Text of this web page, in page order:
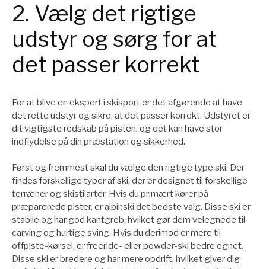
2. Vælg det rigtige
udstyr og sørg for at
det passer korrekt
For at blive en ekspert i skisport er det afgørende at have
det rette udstyr og sikre, at det passer korrekt. Udstyret er
dit vigtigste redskab på pisten, og det kan have stor
indflydelse på din præstation og sikkerhed.
Først og fremmest skal du vælge den rigtige type ski. Der
findes forskellige typer af ski, der er designet til forskellige
terræner og skistilarter. Hvis du primært kører på
præparerede pister, er alpinski det bedste valg. Disse ski er
stabile og har god kantgreb, hvilket gør dem velegnede til
carving og hurtige sving. Hvis du derimod er mere til
offpiste-kørsel, er freeride- eller powder-ski bedre egnet.
Disse ski er bredere og har mere opdrift, hvilket giver dig